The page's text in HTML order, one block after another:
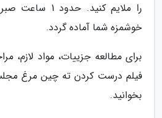
را ملایم کنید.
خوشمزه شما آماده گردد.
برای مطالعه جزییات، مواد لازم،
فیلم درست کردن ته چین مرغ
بخوانید.